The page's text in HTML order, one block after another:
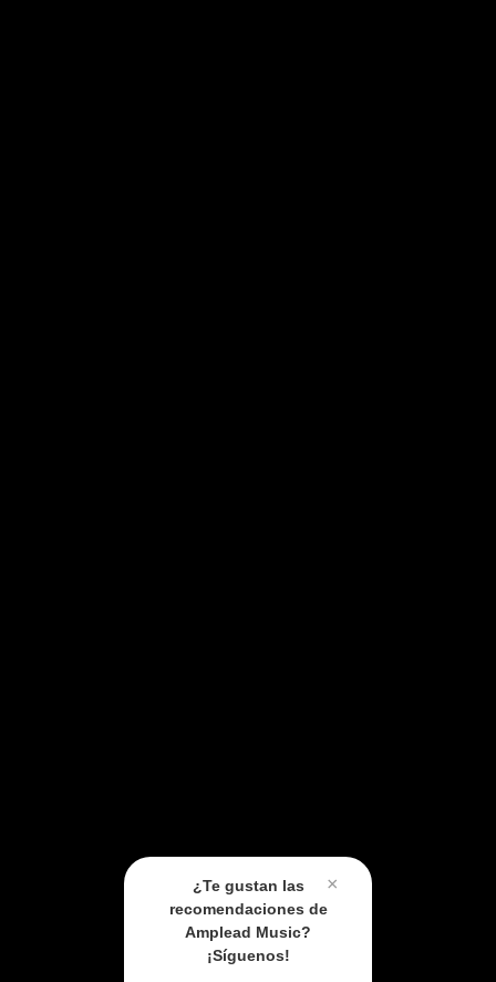
×
¿Te gustan las
recomendaciones de
Amplead Music?
¡Síguenos!